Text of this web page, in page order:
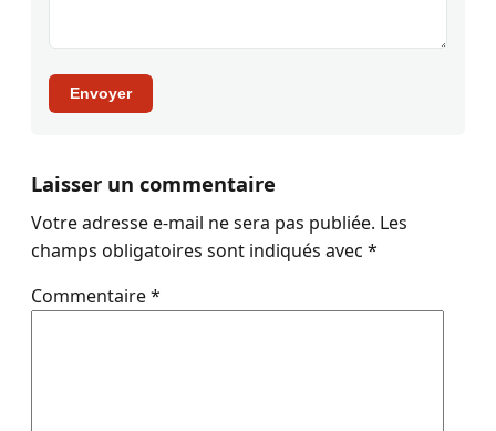
Envoyer
Laisser un commentaire
Votre adresse e-mail ne sera pas publiée. Les
champs obligatoires sont indiqués avec *
Commentaire*